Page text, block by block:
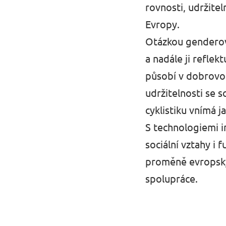
rovnosti,
Evropy.
Otázkou
a nadále ji
působí v
udržitelnosti se
cyklistiku vnímá
S technologiemi
sociální vztahy i
proměně
spolupráce.